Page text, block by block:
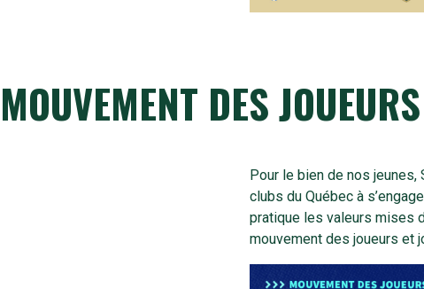
MOUVEMENT DES
Pour le bien de nos
clubs du Québec à
pratique les valeurs mises
mouvement des joueurs et